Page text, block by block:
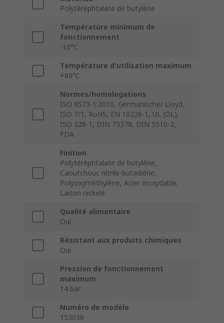
Polytéréphtalate de butylène
Température minimum de
fonctionnement
-10°C
Température d'utilisation maximum
+80°C
Normes/homologations
ISO 8573-1:2010, Germanischer Lloyd,
ISO 7/1, RoHS, EN 10226-1, UL (OL),
ISO 228-1, DIN 73378, DIN 5510-2,
FDA
Finition
Polytéréphtalate de butylène,
Caoutchouc nitrile-butadiène,
Polyoxyméthylène, Acier inoxydable,
Laiton nickelé
Qualité alimentaire
Oui
Résistant aux produits chimiques
Oui
Pression de fonctionnement
maximum
14 bar
Numéro de modèle
153036